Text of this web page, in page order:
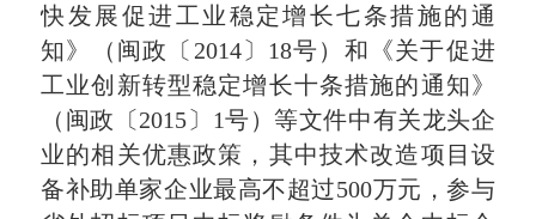
快发展促进工业稳定增长七条措施的通
知》（闽政〔2014〕18号）和《关于促进
工业创新转型稳定增长十条措施的通知》
（闽政〔2015〕1号）等文件中有关龙头企
业的相关优惠政策，其中技术改造项目设
备补助单家企业最高不超过500万元，参与